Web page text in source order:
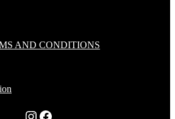
AND CONDITIONS
Instagram
Facebook